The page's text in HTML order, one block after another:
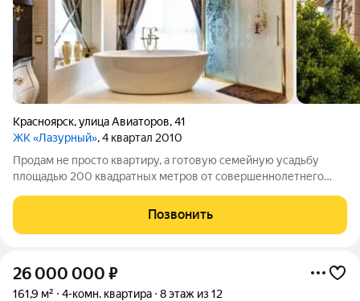
Красноярск,улица Авиаторов,41
ЖК «Лазурный», 4 квартал 2010
Продам не просто квартиру, а готовую семейную усадьбу
площадью 200 квадратных метров от совершеннолетнего
ожиданий. Это пространство создано для тех, кто привык
окружать себя бескомпромиссной
Позвонить
26 000 000 ₽
161,9 м² 4-комн. квартира 8 этаж из 12